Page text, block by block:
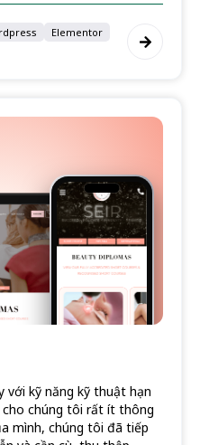
Elementor
với kỹ năng kỹ thuật hạn
cho chúng tôi rất ít thông
mình, chúng tôi đã tiếp